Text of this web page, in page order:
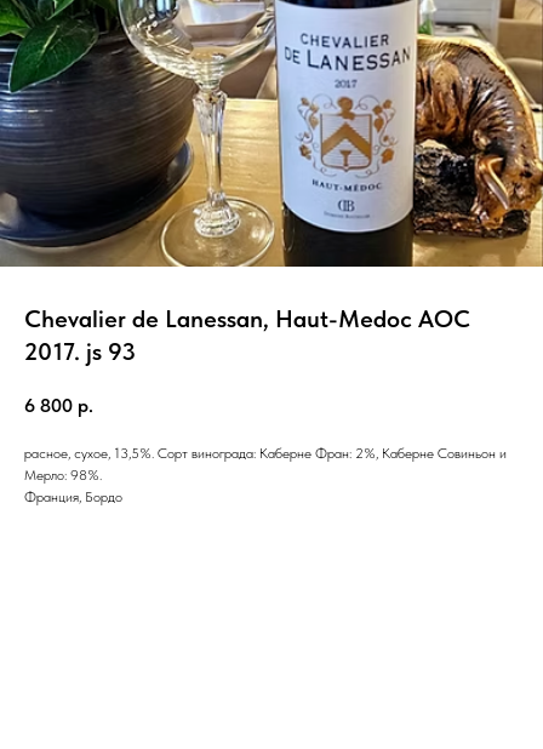
Chevalier de Lanessan, Haut-Medoc AOC
2017. js 93
6 800 р.
расное, сухое, 13,5%. Сорт винограда: Каберне Фран: 2%, Каберне Совиньон и
Мерло: 98%.
Франция, Бордо